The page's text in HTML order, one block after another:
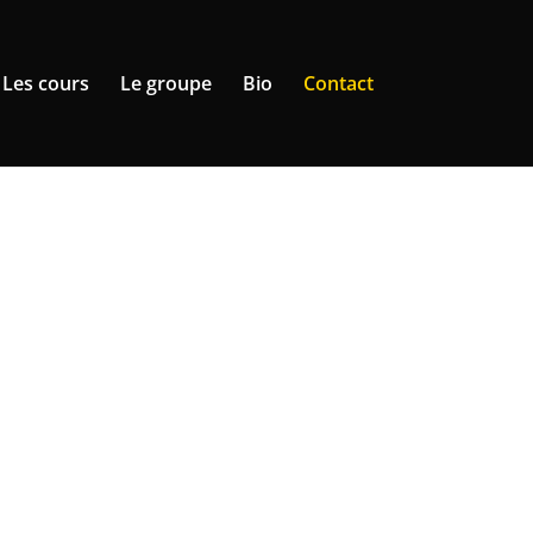
Les cours Le groupe Bio Contact